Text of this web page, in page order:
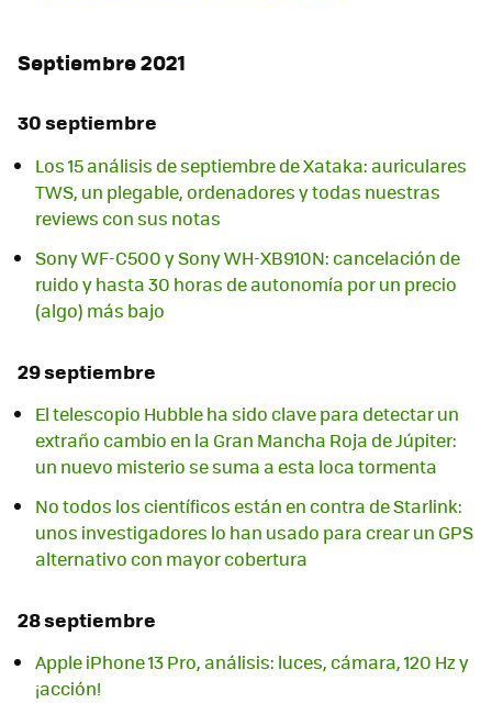
Septiembre 2021
30 septiembre
Los 15 análisis de septiembre de Xataka: auriculares
TWS, un plegable, ordenadores y todas nuestras
reviews con sus notas
Sony WF-C500 y Sony WH-XB910N: cancelación de
ruido y hasta 30 horas de autonomía por un precio
(algo) más bajo
29 septiembre
El telescopio Hubble ha sido clave para detectar un
extraño cambio en la Gran Mancha Roja de Júpiter:
un nuevo misterio se suma a esta loca tormenta
No todos los científicos están en contra de Starlink:
unos investigadores lo han usado para crear un GPS
alternativo con mayor cobertura
28 septiembre
Apple iPhone 13 Pro, análisis: luces, cámara, 120 Hz y
¡acción!